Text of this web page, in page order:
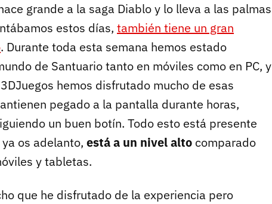
grande a la saga Diablo y lo lleva a las palmas
estos días, también tiene un gran
. Durante toda esta semana hemos estado
de Santuario tanto en móviles como en PC, y
hemos disfrutado mucho de esas
pegado a la pantalla durante horas,
un buen botín. Todo esto está presente
os adelanto, está a un nivel alto comparado
y tabletas.
que he disfrutado de la experiencia pero